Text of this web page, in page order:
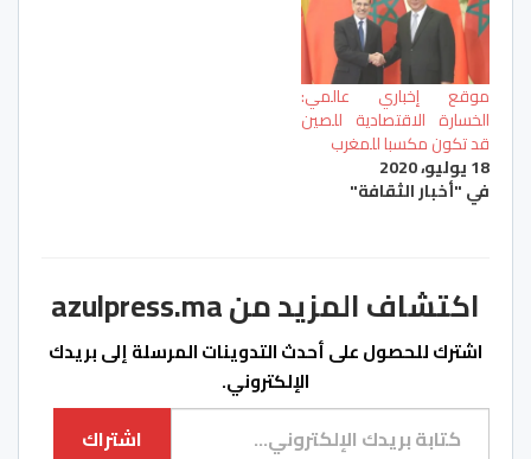
موقع إخباري عالمي:
الخسارة الاقتصادية للصين
قد تكون مكسبا للمغرب
18 يوليو، 2020
في "أخبار الثقافة"
اكتشاف المزيد من azulpress.ma
اشترك للحصول على أحدث التدوينات المرسلة إلى بريدك
الإلكتروني.
كتابة بريدك الإلكتروني...
اشتراك